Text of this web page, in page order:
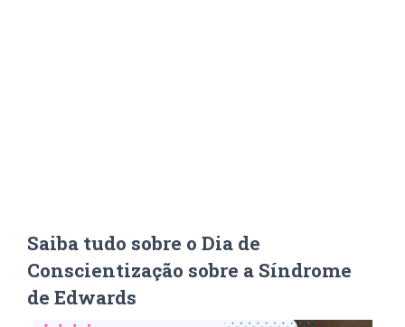
Saiba tudo sobre o Dia de
Conscientização sobre a Síndrome
de Edwards